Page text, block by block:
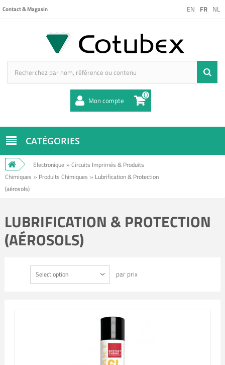
EN FR NL
Contact & Magasin
Mon compte 0
CATÉGORIES
Electronique » Circuits Imprimés & Produits
Chimiques » Produits Chimiques » Lubrification & Protection
(aérosols)
LUBRIFICATION & PROTECTION
(AÉROSOLS)
Select option par prix